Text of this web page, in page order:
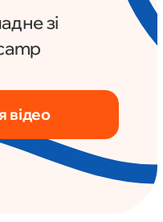
зі
відео